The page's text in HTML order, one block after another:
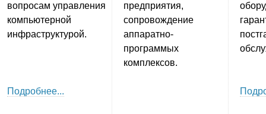
вопросам управления
компьютерной
инфраструктурой.
Подробнее...
предприятия,
сопровождение
аппаратно-
программых
комплексов.